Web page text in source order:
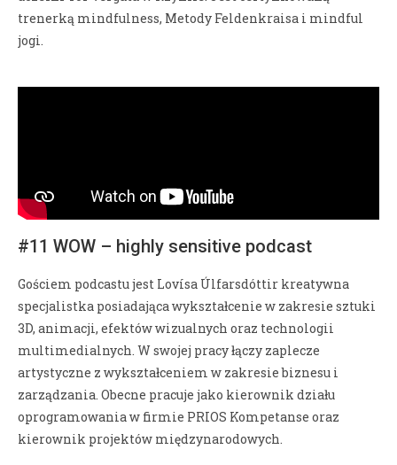
trenerką mindfulness, Metody Feldenkraisa i mindful
jogi.
#11 WOW – highly sensitive podcast
Gościem podcastu jest Lovísa Úlfarsdóttir kreatywna
specjalistka posiadająca wykształcenie w zakresie sztuki
3D, animacji, efektów wizualnych oraz technologii
multimedialnych. W swojej pracy łączy zaplecze
artystyczne z wykształceniem w zakresie biznesu i
zarządzania. Obecne pracuje jako kierownik działu
oprogramowania w firmie PRIOS Kompetanse oraz
kierownik projektów międzynarodowych.